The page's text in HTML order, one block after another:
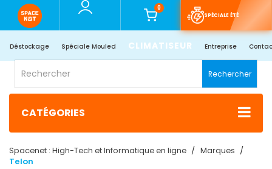
0
SPÉCIALE ÉTÉ
Déstockage Spéciale Mouled CLIMATISEUR Entreprise
Rechercher
CATÉGORIES
Spacenet : High-Tech et Informatique en ligne
Marques
Telon